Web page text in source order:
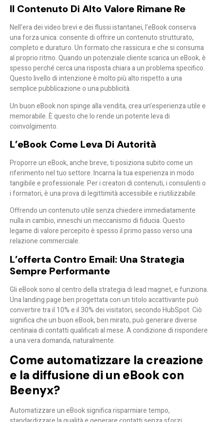
Il Contenuto Di Alto Valore Rimane Re
Nell’era dei video brevi e dei flussi istantanei, l’eBook conserva
una forza unica: consente di offrire un contenuto strutturato,
completo e duraturo. Un formato che rassicura e che si consuma
al proprio ritmo. Quando un potenziale cliente scarica un eBook, è
spesso perché cerca una risposta chiara a un problema specifico.
Questo livello di intenzione è molto più alto rispetto a una
semplice pubblicazione o una pubblicità.
Un buon eBook non spinge alla vendita, crea un’esperienza utile e
memorabile. È questo che lo rende un potente leva di
coinvolgimento.
L’eBook Come Leva Di Autorità
Proporre un eBook, anche breve, ti posiziona subito come un
riferimento nel tuo settore. Incarna la tua esperienza in modo
tangibile e professionale. Per i creatori di contenuti, i consulenti o
i formatori, è una prova di legittimità accessibile e riutilizzabile.
Offrendo un contenuto utile senza chiedere immediatamente
nulla in cambio, inneschi un meccanismo di fiducia. Questo
legame di valore percepito è spesso il primo passo verso una
relazione commerciale.
L’offerta Contro Email: Una Strategia
Sempre Performante
Gli eBook sono al centro della strategia di lead magnet, e funziona.
Una landing page ben progettata con un titolo accattivante può
convertire tra il 10% e il 30% dei visitatori, secondo HubSpot. Ciò
significa che un buon eBook, ben mirato, può generare diverse
centinaia di contatti qualificati al mese. A condizione di rispondere
a una vera domanda, naturalmente.
Come automatizzare la creazione
e la diffusione di un eBook con
Beenyx?
Automatizzare un eBook significa risparmiare tempo,